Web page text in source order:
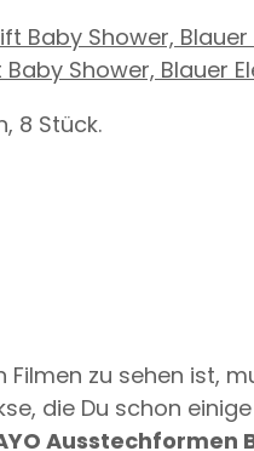
Shower, Blauer
8 Stück.
zu sehen ist,
die Du schon
Ausstechformen